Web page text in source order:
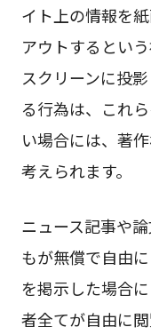
イト上の情報を
アウトするとい
スクリーンに投
る行為は、これ
い場合には、著
考えられます。
ニュース記事や
もが無償で自由
を掲示した場合
者全てが自由に